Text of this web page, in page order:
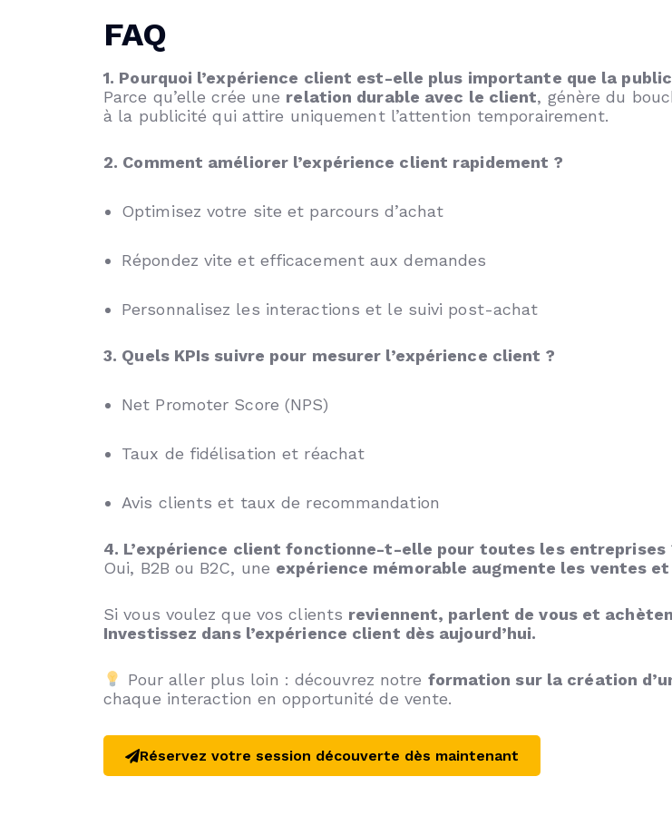
FAQ
1. Pourquoi l’expérience client est-elle plus importante que la
Parce qu’elle crée une relation durable avec le client, génère du
à la publicité qui attire uniquement l’attention temporairement.
2. Comment améliorer l’expérience client rapidement ?
Optimisez votre site et parcours d’achat
Répondez vite et efficacement aux demandes
Personnalisez les interactions et le suivi post-achat
3. Quels KPIs suivre pour mesurer l’expérience client ?
Net Promoter Score (NPS)
Taux de fidélisation et réachat
Avis clients et taux de recommandation
4. L’expérience client fonctionne-t-elle pour toutes les entreprises
Oui, B2B ou B2C, une expérience mémorable augmente les ventes
Si vous voulez que vos clients reviennent, parlent de vous et
Investissez dans l’expérience client dès aujourd’hui.
Pour aller plus loin : découvrez notre formation sur la création
chaque interaction en opportunité de vente.
Réservez votre session découverte dès maintenant